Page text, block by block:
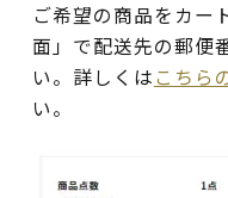
ご希望の商品をカー
面」で配送先の郵便
い。詳しくは こちら
い。